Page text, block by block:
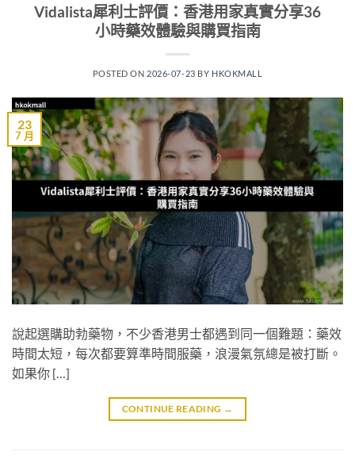
Vidalista犀利士評價：香港用家真實分享36
小時藥效體驗與購買指南
POSTED ON 2026-07-23 BY HKOKMALL
23
7 月
說起選購助勃藥物，不少香港男士都遇到同一個難題：藥效
時間太短，每次都要算準時間服藥，浪漫氣氛總是被打斷。
如果你 […]
CONTINUE READING →